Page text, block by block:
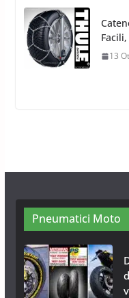
26
Pneumatici Moto